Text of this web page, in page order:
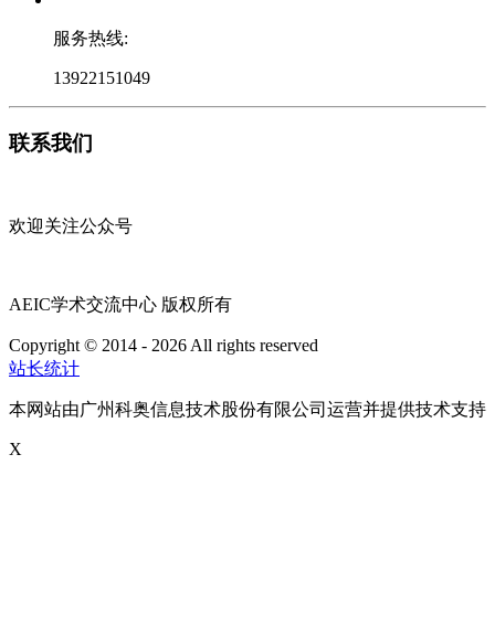
服务热线:
13922151049
联系我们
欢迎关注公众号
AEIC学术交流中心 版权所有
Copyright © 2014 - 2026 All rights reserved
站长统计
本网站由广州科奥信息技术股份有限公司运营并提供技术支持
X